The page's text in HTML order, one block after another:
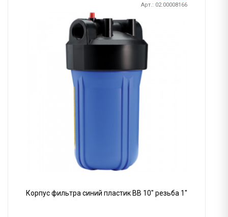
Арт.: 02.00008166
Корпус фильтра синий пластик BB 10" резьба 1"